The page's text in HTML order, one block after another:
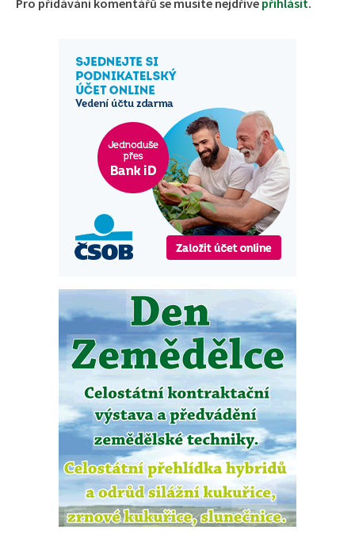
Pro přidávání komentářů se musíte nejdříve přihlásit.